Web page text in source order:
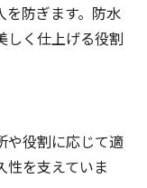
を防ぎます。防水
しく仕上げる役割
や役割に応じて適
性を支えていま